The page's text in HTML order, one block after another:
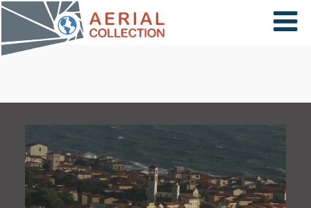
×
CARTE